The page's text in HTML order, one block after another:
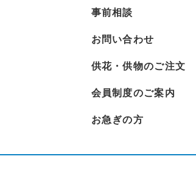
事前相談
お問い合わせ
供花・供物のご注文
会員制度のご案内
お急ぎの方